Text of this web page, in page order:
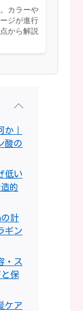
カラーや
ジが進行
から解説
｜
酸の
低い
的
計
ギン
・ス
と保
ケア